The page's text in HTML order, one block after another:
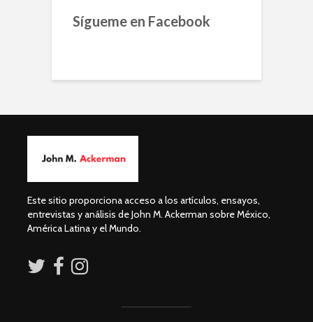
Sígueme en Facebook
Este sitio proporciona acceso a los artículos, ensayos,
entrevistas y análisis de John M. Ackerman sobre México,
América Latina y el Mundo.